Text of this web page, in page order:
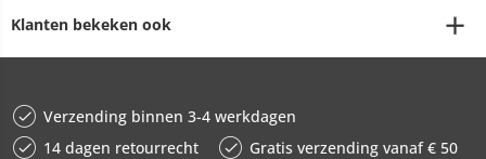
Klanten bekeken ook
Verzending binnen 3-4 werkdagen
14 dagen retourrecht
Gratis verzending vanaf € 50